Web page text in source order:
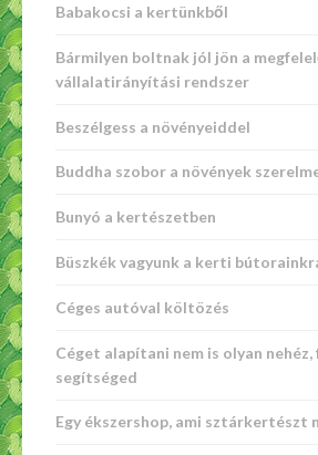
Babakocsi a kertünkből
Bármilyen boltnak jól jön a
vállalatirányítási rendszer
Beszélgess a növényeiddel
Buddha szobor a növények
Bunyó a kertészetben
Büszkék vagyunk a kerti
Céges autóval költözés
Céget alapítani nem is olyan nehéz,
segítséged
Egy ékszershop, ami sztárkertészt